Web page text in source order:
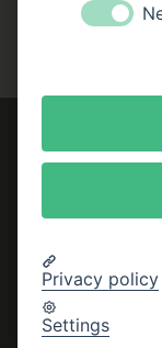
Impressum
Cookie-
Privacy policy
Settings